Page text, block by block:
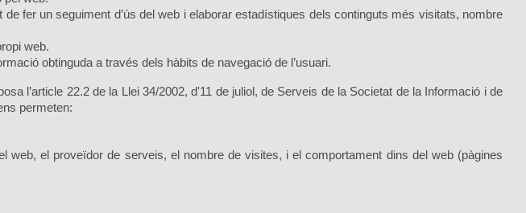
fer un seguiment d’ús del web i elaborar estadístiques dels continguts més visitats, nombre
web.
obtinguda a través dels hàbits de navegació de l’usuari.
l’article 22.2 de la Llei 34/2002, d'11 de juliol, de Serveis de la Societat de la Informació i de
permeten:
web, el proveïdor de serveis, el nombre de visites, i el comportament dins del web (pàgines